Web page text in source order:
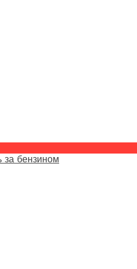
бензином